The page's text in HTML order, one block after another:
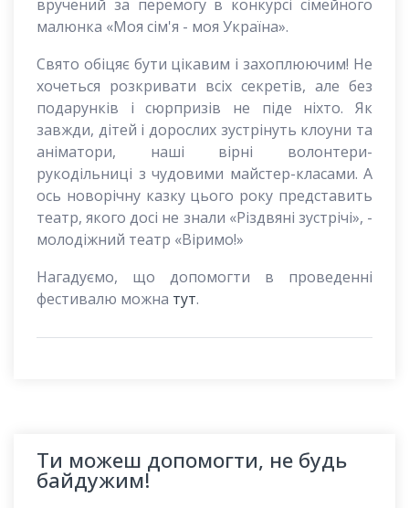
вручений за перемогу в конкурсі сімейного
малюнка «Моя сім'я - моя Україна».
Свято обіцяє бути цікавим і захоплюючим! Не
хочеться розкривати всіх секретів, але без
подарунків і сюрпризів не піде ніхто. Як
завжди, дітей і дорослих зустрінуть клоуни та
аніматори, наші вірні волонтери-
рукодільниці з чудовими майстер-класами. А
ось новорічну казку цього року представить
театр, якого досі не знали «Різдвяні зустрічі», -
молодіжний театр «Віримо!»
Нагадуємо, що допомогти в проведенні
фестивалю можна тут.
Ти можеш допомогти, не будь
байдужим!